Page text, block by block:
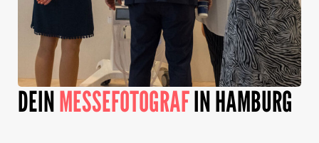
DEINMESSEFOTOGRAFIN HAMBURG